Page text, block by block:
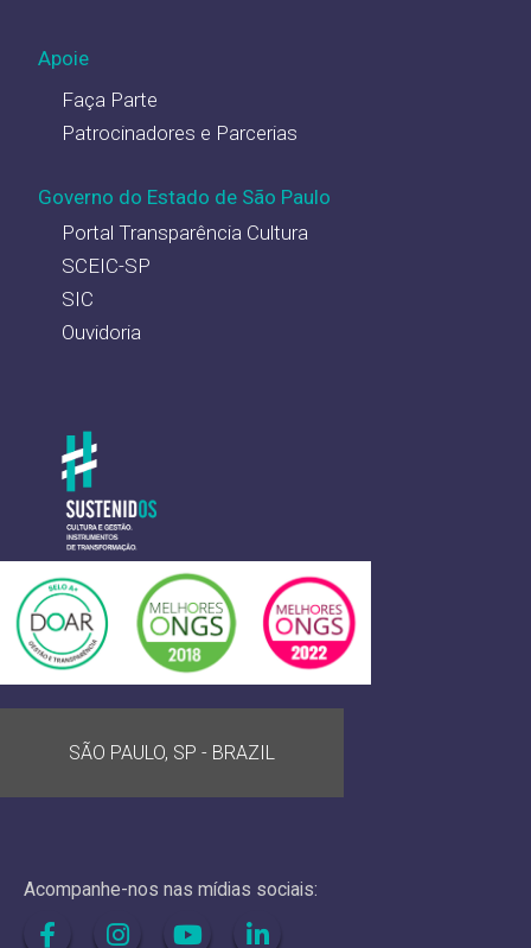
Apoie
Faça Parte
Patrocinadores e Parcerias
Governo do Estado de São Paulo
Portal Transparência Cultura
SCEIC-SP
SIC
Ouvidoria
SÃO PAULO, SP - BRAZIL
Acompanhe-nos nas mídias sociais: